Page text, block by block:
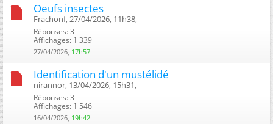
Oeufs insectes
Frachonf, 27/04/2026, 11h38, ‎
Réponses: 3
Affichages: 1 339
27/04/2026, 17h57
Identification d'un mustélidé
nirannor, 13/04/2026, 15h31, ‎
Réponses: 3
Affichages: 1 546
16/04/2026, 19h42